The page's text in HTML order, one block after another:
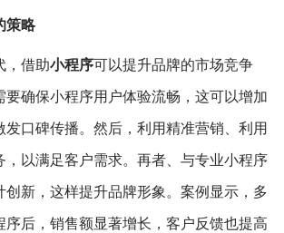
策略
，借助小程序可以提升品牌的市场竞争
要确保小程序用户体验流畅，这可以增加
发口碑传播。然后，利用精准营销、利用
，以满足客户需求。再者、与专业小程序
创新，这样提升品牌形象。案例显示，多
序后，销售额显著增长，客户反馈也提高